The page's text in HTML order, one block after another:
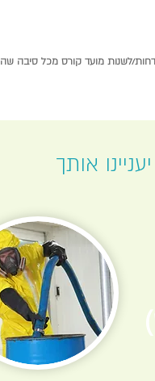
לשנות מועד קורס מכל סיבה
אותך